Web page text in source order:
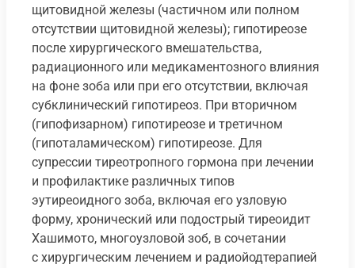
щитовидной железы (частичном или полном
отсутствии щитовидной железы); гипотиреозе
после хирургического вмешательства,
радиационного или медикаментозного влияния
на фоне зоба или при его отсутствии, включая
субклинический гипотиреоз. При вторичном
(гипофизарном) гипотиреозе и третичном
(гипоталамическом) гипотиреозе. Для
супрессии тиреотропного гормона при лечении
и профилактике различных типов
эутиреоидного зоба, включая его узловую
форму, хронический или подострый тиреоидит
Хашимото, многоузловой зоб, в сочетании
с хирургическим лечением и радиойодтерапией